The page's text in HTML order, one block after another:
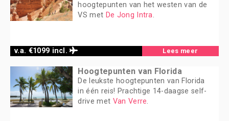
v.a. €1099 incl.
hoogtepunten van het westen van de
VS met De Jong Intra.
Lees meer
Hoogtepunten van Florida
De leukste hoogtepunten van Florida
in één reis! Prachtige 14-daagse self-
drive met Van Verre.